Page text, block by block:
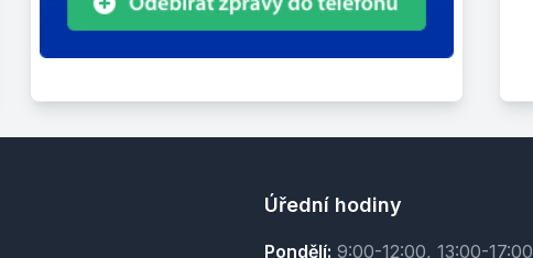
Úřední hodiny
Pondělí: 9:00-12:00, 13:00-17:00